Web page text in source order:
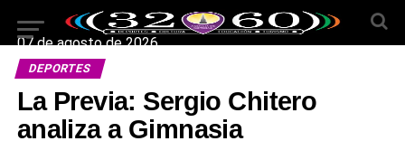
07 de agosto de 2026
DEPORTES
La Previa: Sergio Chitero
analiza a Gimnasia